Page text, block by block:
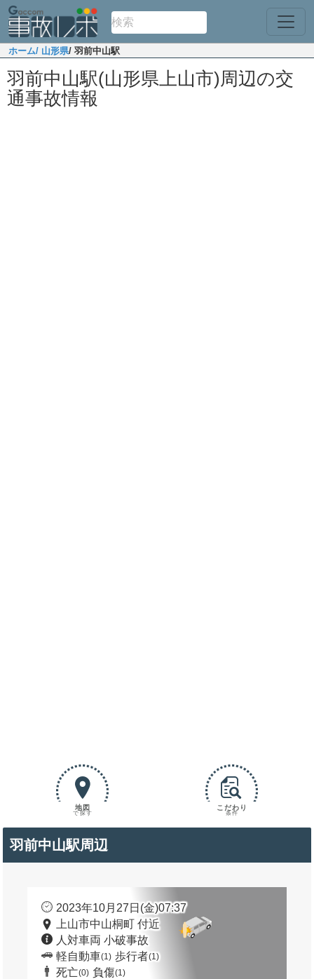
ホーム/ 山形県/ 羽前中山駅
羽前中山駅(山形県上山市)周辺の交
通事故情報
地図
で探す
こだわり
条件
羽前中山駅周辺
2023年10月27日(金)07:37
上山市中山桐町 付近
人対車両 小破事故
軽自動車(1) 歩行者(1)
死亡(0) 負傷(1)